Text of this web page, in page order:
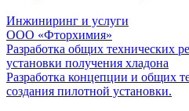
Инжиниринг и услуги
ООО «Фторхимия»
Разработка общих технических
установки получения хладона
Разработка концепции и общих
создания пилотной установки.